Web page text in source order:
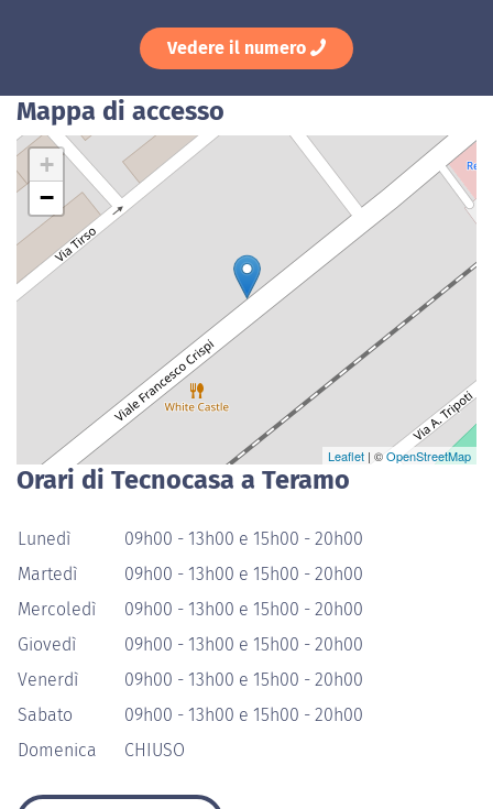
Vedere il numero
Mappa di accesso
+
−
Leaflet | ©OpenStreetMap
Orari di Tecnocasa a Teramo
Lunedì
09h00 - 13h00 e 15h00 - 20h00
Martedì
09h00 - 13h00 e 15h00 - 20h00
Mercoledì
09h00 - 13h00 e 15h00 - 20h00
Giovedì
09h00 - 13h00 e 15h00 - 20h00
Venerdì
09h00 - 13h00 e 15h00 - 20h00
Sabato
09h00 - 13h00 e 15h00 - 20h00
Domenica
CHIUSO